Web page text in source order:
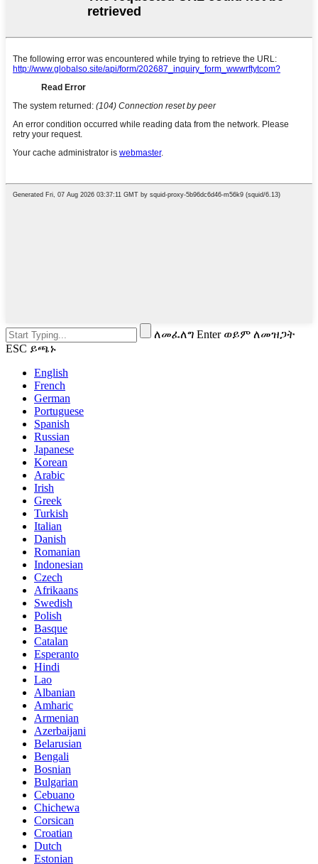
ለመፈለግ Enter ወይም ለመዝጋት
ESC ይጫኑ
English
French
German
Portuguese
Spanish
Russian
Japanese
Korean
Arabic
Irish
Greek
Turkish
Italian
Danish
Romanian
Indonesian
Czech
Afrikaans
Swedish
Polish
Basque
Catalan
Esperanto
Hindi
Lao
Albanian
Amharic
Armenian
Azerbaijani
Belarusian
Bengali
Bosnian
Bulgarian
Cebuano
Chichewa
Corsican
Croatian
Dutch
Estonian